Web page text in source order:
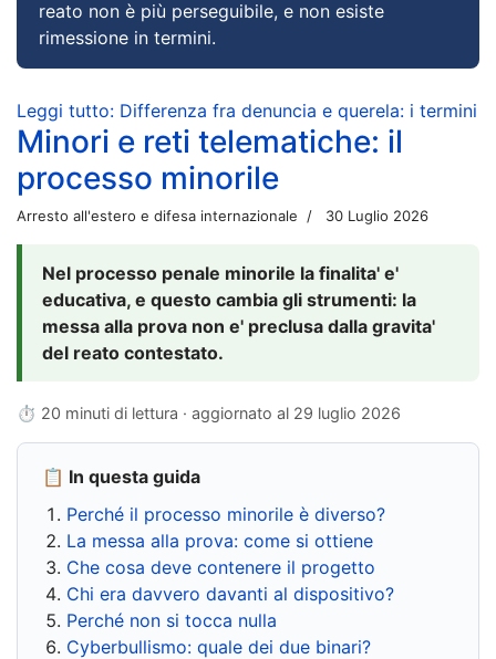
reato non è più perseguibile, e non esiste
rimessione in termini.
Leggi tutto: Differenza fra denuncia e querela: i termini
Minori e reti telematiche: il
processo minorile
Arresto all'estero e difesa internazionale 30 Luglio 2026
Nel processo penale minorile la finalita' e'
educativa, e questo cambia gli strumenti: la
messa alla prova non e' preclusa dalla gravita'
del reato contestato.
⏱ 20 minuti di lettura · aggiornato al 29 luglio 2026
📋 In questa guida
Perché il processo minorile è diverso?
La messa alla prova: come si ottiene
Che cosa deve contenere il progetto
Chi era davvero davanti al dispositivo?
Perché non si tocca nulla
Cyberbullismo: quale dei due binari?